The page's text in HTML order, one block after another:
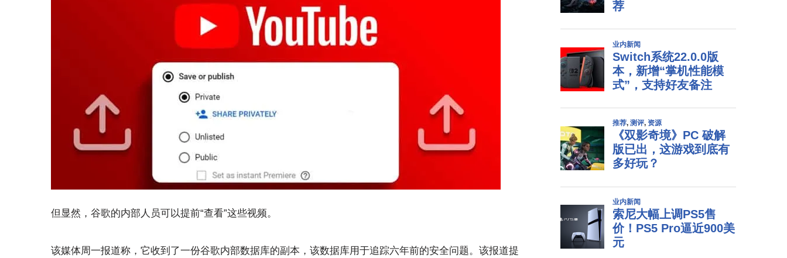
但显然，谷歌的内部人员可以提前“查看”这些视频。
该媒体周一报道称，它收到了一份谷歌内部数据库的副本，该数据库用于追踪六年前的安全问题。该报道提